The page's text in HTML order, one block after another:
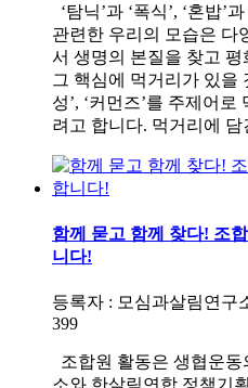
‘탐닉’과 ‘폭식’, ‘혼밥’
관련한 우리의 모습은 다
서 생명의 본질을 찾고
그 핵심에 먹거리가 있을
성’, ‘커먼즈’를 주제어
려고 합니다. 먹거리에
함께 묻고 함께 찾다! 조
니다!
등록자 : 모심과살림연구
399
조합원 활동은 생협운